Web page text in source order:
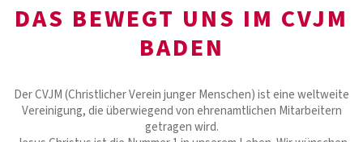
DAS BEWEGT UNS IM CVJM
BADEN
Der CVJM (Christlicher Verein junger Menschen) ist eine weltweite
Vereinigung, die überwiegend von ehrenamtlichen Mitarbeitern
getragen wird.